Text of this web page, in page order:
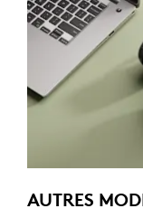
AUTRES